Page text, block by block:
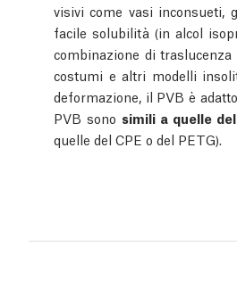
visivi come vasi inconsueti,
facile solubilità (in alcol
combinazione di
costumi e altri modelli
deformazione, il PVB è
PVB sono simili a quelle
quelle del CPE o del PETG).